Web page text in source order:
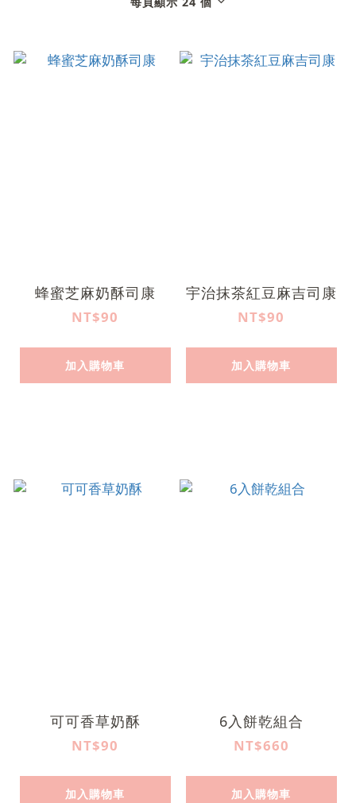
蜂蜜芝麻奶酥司康
NT$90
加入購物車
宇治抹茶紅豆麻吉司康
NT$90
加入購物車
可可香草奶酥
NT$90
加入購物車
6入餅乾組合
NT$660
加入購物車